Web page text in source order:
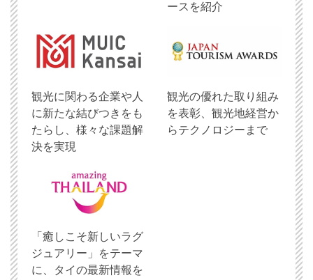
ースを紹介
観光に関わる企業や人
に新たな結びつきをも
たらし、様々な課題解
決を実現
観光の優れた取り組み
を表彰、観光地経営か
らテクノロジーまで
「癒しこそ新しいラグ
ジュアリー」をテーマ
に、タイの最新情報を